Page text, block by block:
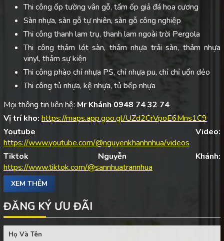
Thi công ốp tường vân gỗ, tấm ốp giả đá hoa cương
Sàn nhựa, sàn gỗ tự nhiên, sàn gỗ công nghiệp
Thi công thanh lam trụ, thanh lam ngoài trời Pergola
Thi công thảm lót sàn, thảm nhựa trải sàn, thảm nhựa
vinyl, thảm sự kiện
Thi công phào chỉ nhựa PS, chỉ nhựa pu, chỉ chỉ uốn dẻo
Thi công tủ nhựa, kệ nhựa, tủ bếp nhựa
Mọi thông tin liên hệ: Mr Khánh 0948 74 32 74
Vị trí kho: https://maps.app.goo.gl/UZd2CrVpoE6Mns1C9
Youtube Video:
https://www.youtube.com/@nguyenkhanhnhua/videos
Tiktok Nguyễn Khánh:
https://www.tiktok.com/@sannhuatrannhua
XEM THÊM
ĐĂNG KÝ ƯU ĐÃI